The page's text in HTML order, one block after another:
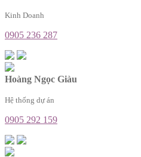
Kinh Doanh
0905 236 287
Hoàng Ngọc Giàu
Hệ thống dự án
0905 292 159